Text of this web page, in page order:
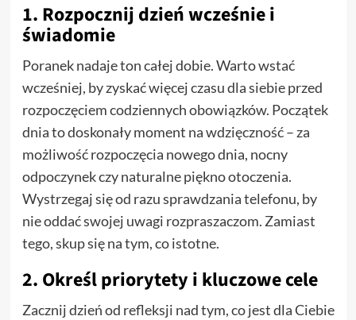
1. Rozpocznij dzień wcześnie i
świadomie
Poranek nadaje ton całej dobie. Warto wstać
wcześniej, by zyskać więcej czasu dla siebie przed
rozpoczęciem codziennych obowiązków. Początek
dnia to doskonały moment na wdzięczność – za
możliwość rozpoczęcia nowego dnia, nocny
odpoczynek czy naturalne piękno otoczenia.
Wystrzegaj się od razu sprawdzania telefonu, by
nie oddać swojej uwagi rozpraszaczom. Zamiast
tego, skup się na tym, co istotne.
2. Określ priorytety i kluczowe cele
Zacznij dzień od refleksji nad tym, co jest dla Ciebie